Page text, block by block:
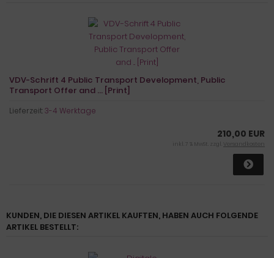
VDV-Schrift 4 Public Transport Development, Public
Transport Offer and ... [Print]
Lieferzeit:3-4 Werktage
210,00 EUR
inkl. 7 % MwSt. zzgl. Versandkosten
KUNDEN, DIE DIESEN ARTIKEL KAUFTEN, HABEN AUCH FOLGENDE
ARTIKEL BESTELLT: